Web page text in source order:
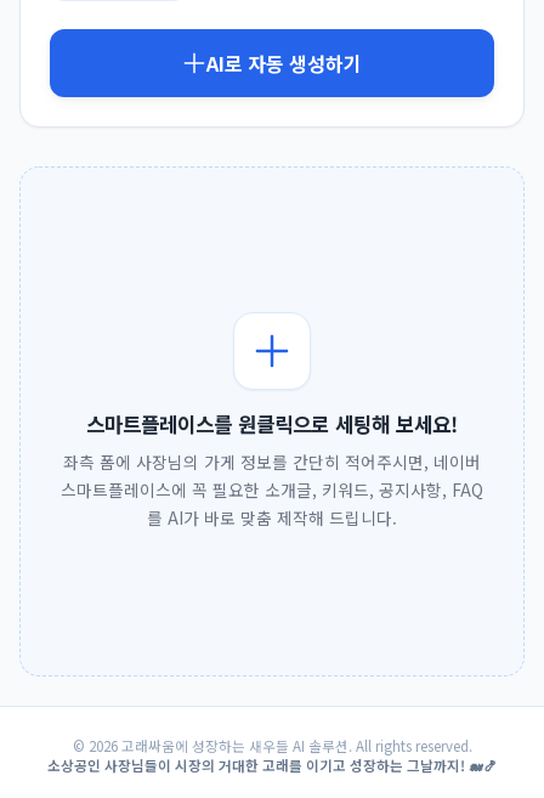
AI로 자동 생성하기
스마트플레이스를 원클릭으로 세팅해 보세요!
좌측 폼에 사장님의 가게 정보를 간단히 적어주시면, 네이버
스마트플레이스에 꼭 필요한 소개글, 키워드, 공지사항, FAQ
를 AI가 바로 맞춤 제작해 드립니다.
© 2026 고래싸움에 성장하는 새우들 AI 솔루션. All rights reserved.
소상공인 사장님들이 시장의 거대한 고래를 이기고 성장하는 그날까지! 🐋🍤